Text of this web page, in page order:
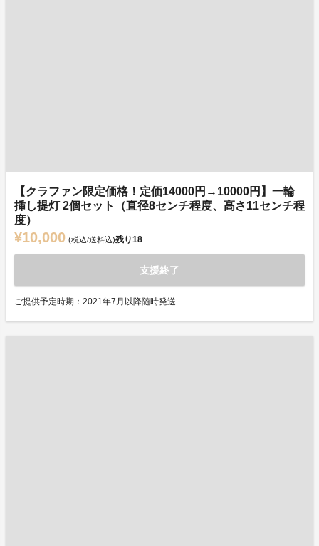
【クラファン限定価格！定価14000円→10000円】一輪
挿し提灯 2個セット（直径8センチ程度、高さ11センチ程
度）
¥10,000 (税込/送料込)残り18
支援終了
ご提供予定時期：2021年7月以降随時発送